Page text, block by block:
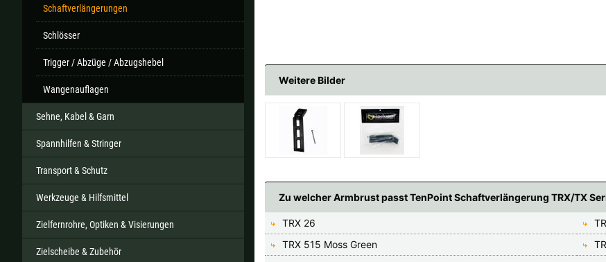
Schaftverlängerungen
Schlösser
Trigger / Abzüge / Abzugshebel
Wangenauflagen
Sehne, Kabel & Garn
Spannhilfen & Stringer
Transport & Schutz
Werkzeuge & Hilfsmittel
Zielfernrohre, Optiken & Visierungen
Zielscheibe & Zubehör
Weitere Bilder
Zu welcher Armbrust passt TenPoint Schaftverlängerung TRX/TX
TRX 26
TRX 515 Moss Green